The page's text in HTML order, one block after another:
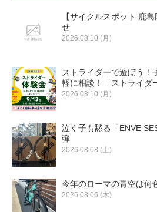
【サイクルスポット 鹿
せ
2026.08.10 (月)
ストライダーで遊ぼう！
軽に相談！「ストライダ
2026.08.10 (月)
泣く子も黙る「ENVE
弾
2026.08.08 (土)
今年のローマの青空は何
2026.08.06 (木)